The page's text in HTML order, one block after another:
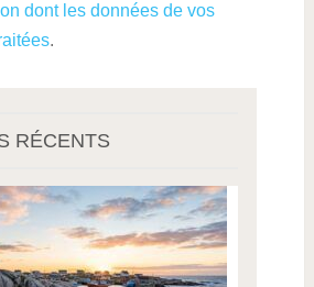
dont les données de vos
.
RÉCENTS